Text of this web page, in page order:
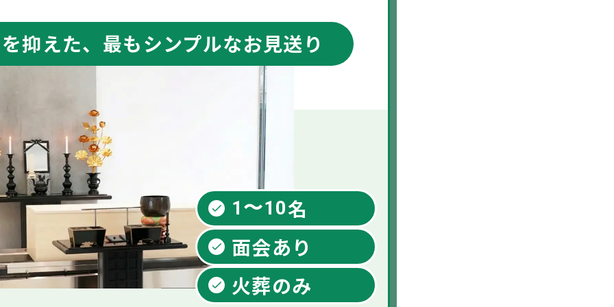
抑えた、最もシンプルなお見送り
1〜10名
面会あり
火葬のみ